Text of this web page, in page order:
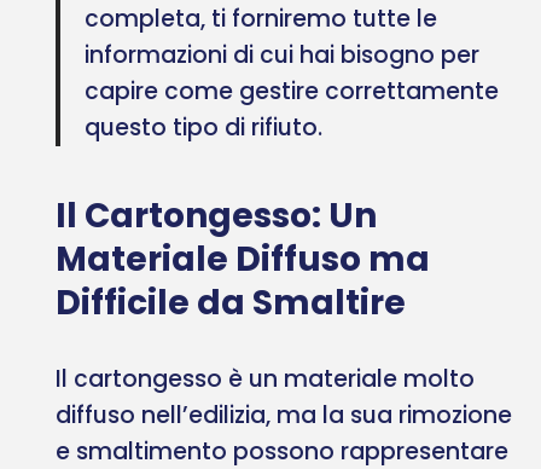
completa, ti forniremo tutte le
informazioni di cui hai bisogno per
capire come gestire correttamente
questo tipo di rifiuto.
Il Cartongesso: Un
Materiale Diffuso ma
Difficile da Smaltire
Il cartongesso è un materiale molto
diffuso nell’edilizia, ma la sua rimozione
e smaltimento possono rappresentare